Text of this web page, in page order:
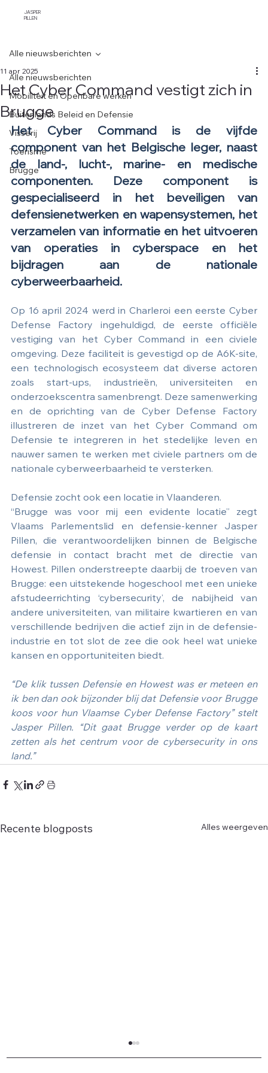
JASPER
PILLEN
Alle nieuwsberichten
Mobiliteit en Openbare werken
Buitenlands Beleid en Defensie
Visserij
Toerisme
Brugge
Alle nieuwsberichten
Het Cyber Command vestigt zich in
Brugge
11 apr 2025
Het Cyber Command is de vijfde
component van het Belgische leger, naast
de land-, lucht-, marine- en medische
componenten. Deze component is
gespecialiseerd in het beveiligen van
defensienetwerken en wapensystemen, het
verzamelen van informatie en het uitvoeren
van operaties in cyberspace en het
bijdragen aan de nationale
cyberweerbaarheid.
Op 16 april 2024 werd in Charleroi een eerste Cyber
Defense Factory ingehuldigd, de eerste officiële
vestiging van het Cyber Command in een civiele
omgeving. Deze faciliteit is gevestigd op de A6K-site,
een technologisch ecosysteem dat diverse actoren
zoals start-ups, industrieën, universiteiten en
onderzoekscentra samenbrengt. Deze samenwerking
en de oprichting van de Cyber Defense Factory
illustreren de inzet van het Cyber Command om
Defensie te integreren in het stedelijke leven en
nauwer samen te werken met civiele partners om de
nationale cyberweerbaarheid te versterken.
Defensie zocht ook een locatie in Vlaanderen.
“Brugge was voor mij een evidente locatie” zegt
Vlaams Parlementslid en defensie-kenner Jasper
Pillen, die verantwoordelijken binnen de Belgische
defensie in contact bracht met de directie van
Howest. Pillen onderstreepte daarbij de troeven van
Brugge: een uitstekende hogeschool met een unieke
afstudeerrichting ‘cybersecurity’, de nabijheid van
andere universiteiten, van militaire kwartieren en van
verschillende bedrijven die actief zijn in de defensie-
industrie en tot slot de zee die ook heel wat unieke
kansen en opportuniteiten biedt.
“De klik tussen Defensie en Howest was er meteen en
ik ben dan ook bijzonder blij dat Defensie voor Brugge
koos voor hun Vlaamse Cyber Defense Factory” stelt
Jasper Pillen. “Dit gaat Brugge verder op de kaart
zetten als het centrum voor de cybersecurity in ons
land.”
Recente blogposts Alles weergeven